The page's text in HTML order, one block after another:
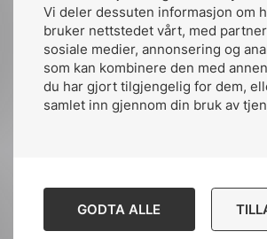
Vi deler dessuten informasjon om
bruker nettstedet vårt, med
sosiale medier, annonsering og
som kan kombinere den med
du har gjort tilgjengelig for dem,
samlet inn gjennom din bruk av
GODTA ALLE
internasjonale standarder for
Dette er en krevende situasjon
med høye kostnader og lave
2012 har NEK samarbeidet med
en konstellasjon av flere
Statoil. Dette arbeidet har
«Connectors/Jumpers/
Ansvarlig arbeidsgruppe er IEC
som har flere norske